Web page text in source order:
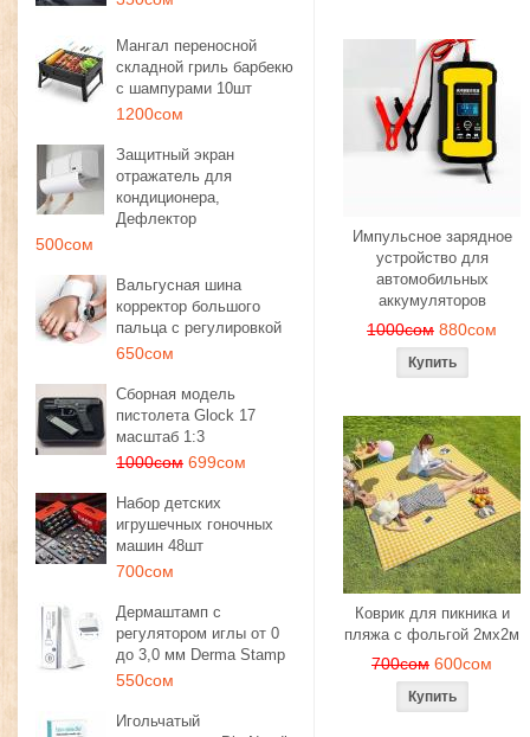
Мангал переносной
складной гриль барбекю
с шампурами 10шт
1200сом
Защитный экран
отражатель для
кондиционера,
Дефлектор
500сом
Вальгусная шина
корректор большого
пальца с регулировкой
650сом
Сборная модель
пистолета Glock 17
масштаб 1:3
1000сом 699сом
Набор детских
игрушечных гоночных
машин 48шт
700сом
Дермаштамп с
регулятором иглы от 0
до 3,0 мм Derma Stamp
550сом
Игольчатый
Импульсное зарядное
устройство для
автомобильных
аккумуляторов
1000сом 880сом
Коврик для пикника и
пляжа с фольгой 2мх2м
700сом 600сом